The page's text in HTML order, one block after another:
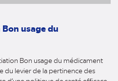
usage du
Bon usage du médicament
du levier de la pertinence des